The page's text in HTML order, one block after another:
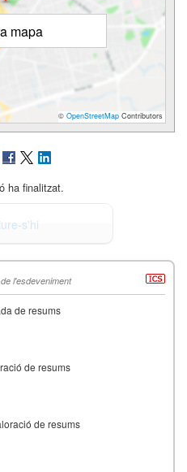
mapa
© OpenStreetMap Contributors
ha finalitzat.
s'hi
l'esdeveniment
de resums
de resums
de resums